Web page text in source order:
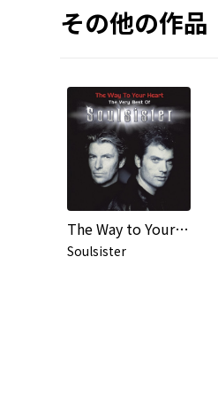
その他の作品
The Way to Your Heart - The Very Best of Soulsister
Soulsister